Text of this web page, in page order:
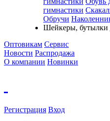
гимнастики
Обручи
Шейкеры, бутылки
Оптовикам Сервис
Новости Распродажа
О компании Новинки
Регистрация Вход